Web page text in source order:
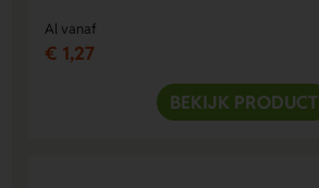
Al vanaf
€ 1,27
BEKIJK PRODUCT